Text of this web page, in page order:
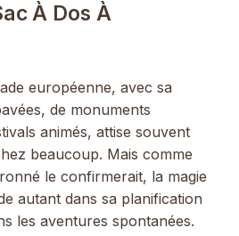
À Dos À
européenne, avec sa
de monuments
animés, attise souvent
beaucoup. Mais comme
le confirmerait, la magie
autant dans sa planification
les aventures spontanées.